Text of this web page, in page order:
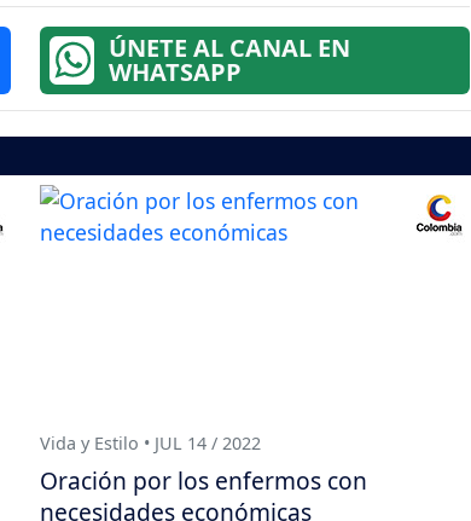
ÚNETE AL CANAL EN
WHATSAPP
Vida y Estilo • JUL 14 / 2022
Oración por los enfermos con
necesidades económicas